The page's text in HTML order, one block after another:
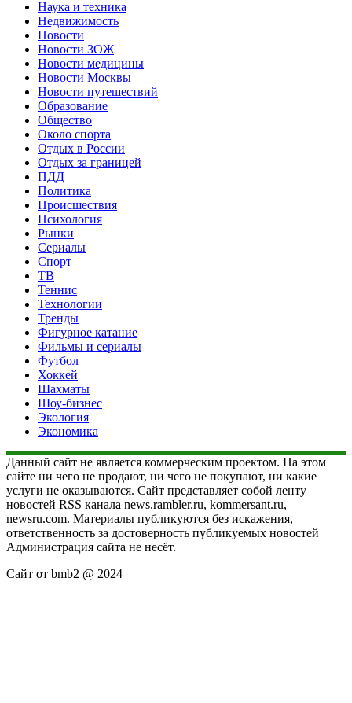
Наука и техника
Недвижимость
Новости
Новости ЗОЖ
Новости медицины
Новости Москвы
Новости путешествий
Образование
Общество
Около спорта
Отдых в России
Отдых за границей
ПДД
Политика
Происшествия
Психология
Рынки
Сериалы
Спорт
ТВ
Теннис
Технологии
Тренды
Фигурное катание
Фильмы и сериалы
Футбол
Хоккей
Шахматы
Шоу-бизнес
Экология
Экономика
Данный сайт не является коммерческим проектом. На этом
сайте ни чего не продают, ни чего не покупают, ни какие
услуги не оказываются. Сайт представляет собой ленту
новостей RSS канала news.rambler.ru, kommersant.ru,
newsru.com. Материалы публикуются без искажения,
ответственность за достоверность публикуемых новостей
Администрация сайта не несёт.
Сайт от bmb2 @ 2024